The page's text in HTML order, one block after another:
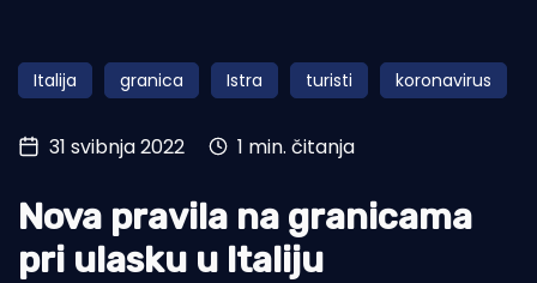
Obala
Otoci
Turizam i nautika
Pomorstvo
Ribolov
Italija granica Istra turisti koronavirus
31 svibnja 2022 1 min. čitanja
Nova pravila na granicama
pri ulasku u Italiju